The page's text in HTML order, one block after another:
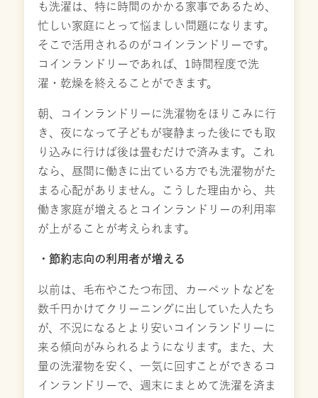
も洗濯は、特に時間のかかる家事であるため、
忙しい家庭にとって悩ましい問題になります。
そこで活用されるのがコインランドリーです。
コインランドリーであれば、1時間程度で洗
濯・乾燥を終えることができます。
朝、コインランドリーに洗濯物をほりこみに行
き、夜になって子どもが寝静まった後にでも取
り込みに行けば後は畳むだけで済みます。これ
なら、昼間に働きに出ている方でも洗濯物がた
まる心配がありません。こうした理由から、共
働き家庭が増えるとコインランドリーの利用率
が上がることが考えられます。
・節約志向の利用者が増える
以前は、毛布やこたつ布団、カーペットなどを
数千円かけてクリーニングに出していた人たち
が、不況になるとより安いコインランドリーに
来る傾向がみられるようになります。また、大
量の洗濯物を安く、一気に回すことができるコ
インランドリーで、週末にまとめて洗濯を済ま